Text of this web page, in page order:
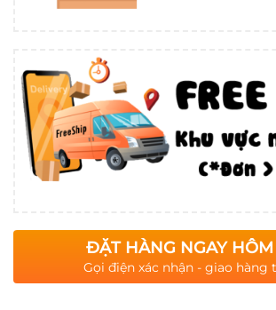
ĐẶT HÀNG NGAY HÔM
Gọi điện xác nhận - giao hàng